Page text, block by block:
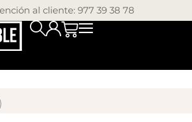
al cliente: 977 39 38 78